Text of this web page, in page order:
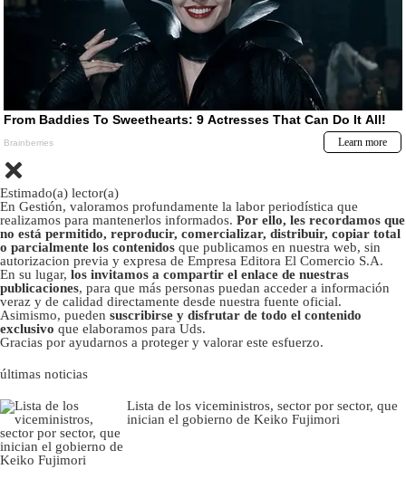
Estimado(a) lector(a)
En Gestión, valoramos profundamente la labor periodística que
realizamos para mantenerlos informados. Por ello, les recordamos que
no está permitido, reproducir, comercializar, distribuir, copiar total
o parcialmente los contenidos que publicamos en nuestra web, sin
autorizacion previa y expresa de Empresa Editora El Comercio S.A.
En su lugar, los invitamos a compartir el enlace de nuestras
publicaciones, para que más personas puedan acceder a información
veraz y de calidad directamente desde nuestra fuente oficial.
Asimismo, pueden suscribirse y disfrutar de todo el contenido
exclusivo que elaboramos para Uds.
Gracias por ayudarnos a proteger y valorar este esfuerzo.
últimas noticias
Lista de los viceministros, sector por sector, que
inician el gobierno de Keiko Fujimori